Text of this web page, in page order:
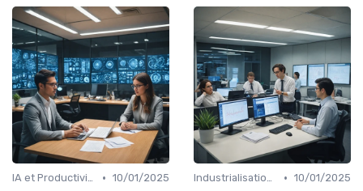
IA et Productivité • 10/01/2025
Industrialisation des process par IA • 10/01/2025